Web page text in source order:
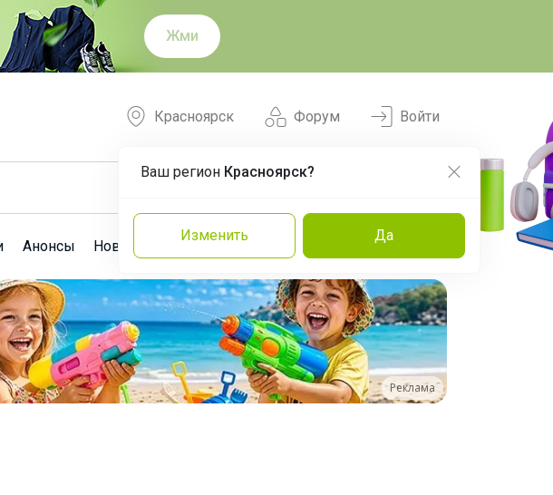
Жми
Форум
Красноярск
Ваш регион Красноярск?
Изменить Да
Войти
Анонсы Новости Команда Эксперты
Реклама